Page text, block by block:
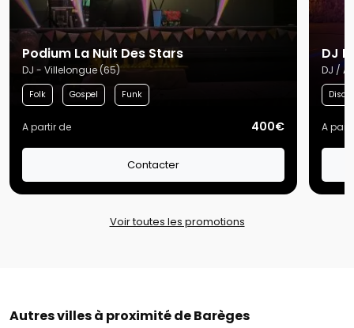
Podium La Nuit Des Stars
DJ - Villelongue (65)
Folk Gospel Funk
A partir de 400€
Contacter
DJ
DJ /
Disco
A
Voir toutes les promotions
Autres villes à proximité de Barèges